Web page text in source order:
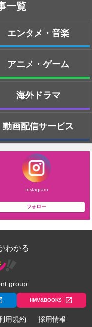
一覧
エンタメ・音楽
アニメ・ゲーム
海外ドラマ
動画配信サービス
Instagram
フォロー
わかる
group
HMV&BOOKS
用規約 採用情報